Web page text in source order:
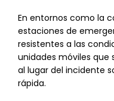
En entornos como la
estaciones de
resistentes a las
unidades móviles
al lugar del incidente
rápida.